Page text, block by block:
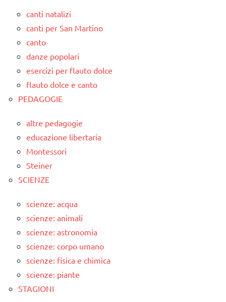
canti natalizi
canti per San Martino
canto
danze popolari
esercizi per flauto dolce
flauto dolce e canto
PEDAGOGIE
altre pedagogie
educazione libertaria
Montessori
Steiner
SCIENZE
scienze: acqua
scienze: animali
scienze: astronomia
scienze: corpo umano
scienze: fisica e chimica
scienze: piante
STAGIONI